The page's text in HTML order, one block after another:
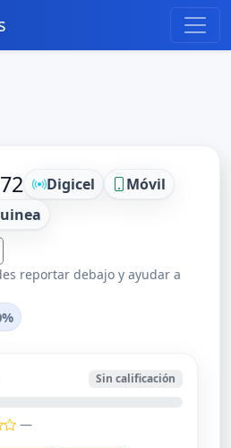
Digicel
Móvil
reportar debajo y ayudar a
Sin calificación
—